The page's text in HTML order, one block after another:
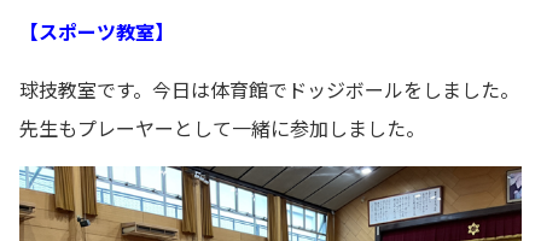
【スポーツ教室】
球技教室です。今日は体育館でドッジボールをしました。
先生もプレーヤーとして一緒に参加しました。